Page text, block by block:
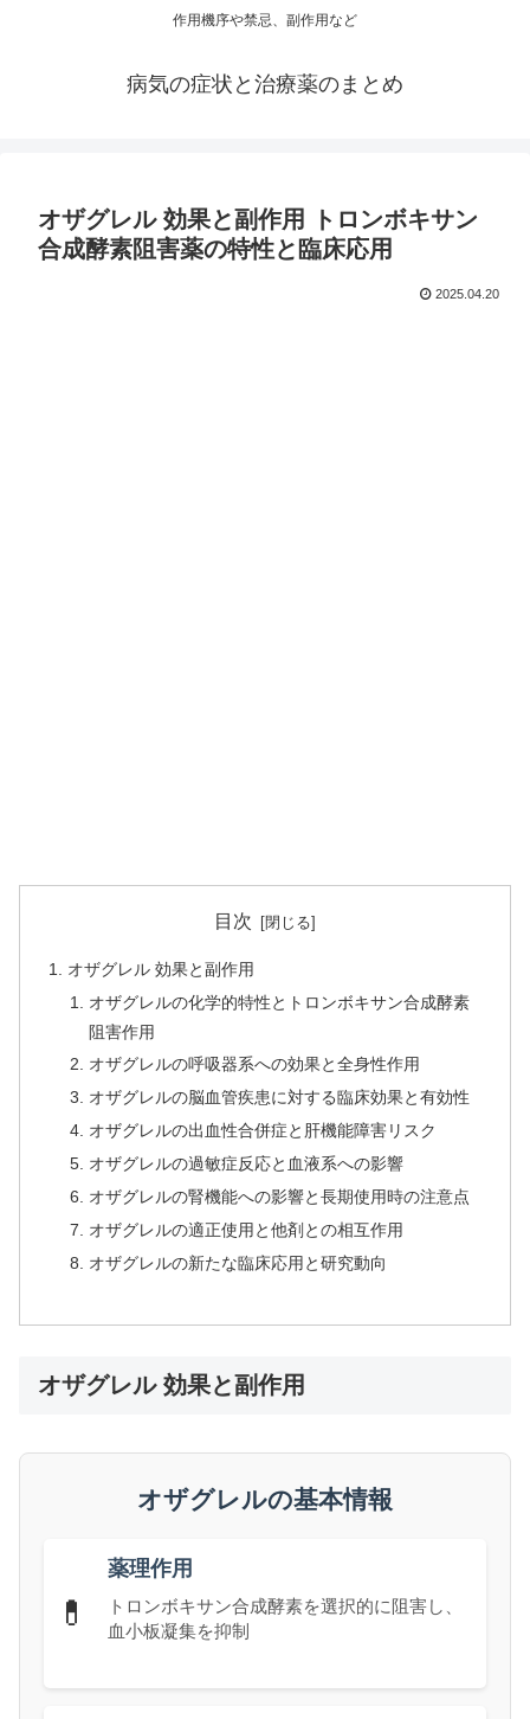
作用機序や禁忌、副作用など
病気の症状と治療薬のまとめ
オザグレル 効果と副作用 トロンボキサン
合成酵素阻害薬の特性と臨床応用
2025.04.20
目次
オザグレル 効果と副作用
オザグレルの化学的特性とトロンボキサン合成酵素
阻害作用
オザグレルの呼吸器系への効果と全身性作用
オザグレルの脳血管疾患に対する臨床効果と有効性
オザグレルの出血性合併症と肝機能障害リスク
オザグレルの過敏症反応と血液系への影響
オザグレルの腎機能への影響と長期使用時の注意点
オザグレルの適正使用と他剤との相互作用
オザグレルの新たな臨床応用と研究動向
オザグレル 効果と副作用
オザグレルの基本情報
💊
薬理作用
トロンボキサン合成酵素を選択的に阻害し、
血小板凝集を抑制